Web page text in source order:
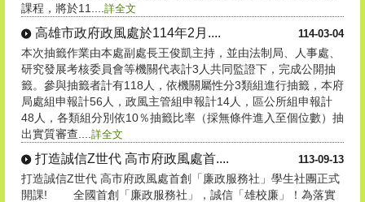
課程，將於11.... 詳全文
114-03-04
高雄市政府政風處於114年2月....
本次抽籤作業由本處副處長王俊凱主持，並由法制局、人事處、
研究發展考核委員會等機關代表計3人共同監證下，完成公開抽
籤。參與抽籤者計有118人，依機關屬性分3類組進行抽籤，本府
局處組申報計56人，政風主管組申報計14人，區公所組申報計
48人，各類組分別依10％抽籤比率（採無條件進入至個位數）抽
出實質審查.... 詳全文
113-09-13
打造誠信Z世代 高市府政風處首....
打造誠信Z世代 高市府政風處首創「廉政服務社」學生社團正式
開課! 全國首創「廉政服務社」，誠信「雄校廉」！為落實